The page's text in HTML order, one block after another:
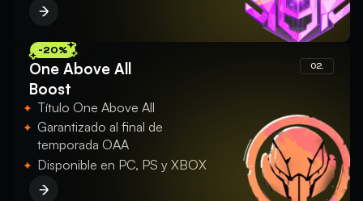
-20%
One Above All
Boost
02.
Título One Above All
Garantizado al final de
temporada OAA
Disponible en PC, PS y XBOX